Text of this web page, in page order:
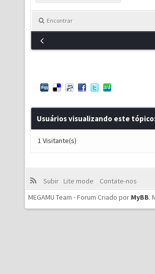
Encontrar
Usuários visualizando este
1 Visitante(s)
Subir Lite mode
Contate-nos
MEGAMU Team - Forum Criado por MyBB.